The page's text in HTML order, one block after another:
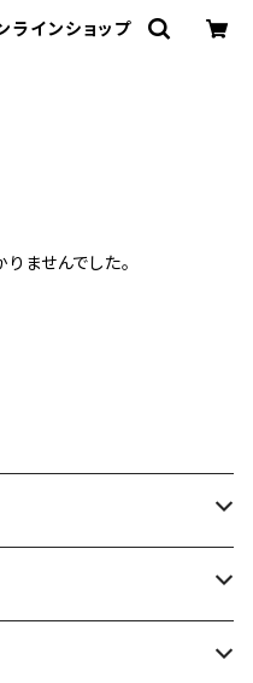
ラインショップ
ませんでした。